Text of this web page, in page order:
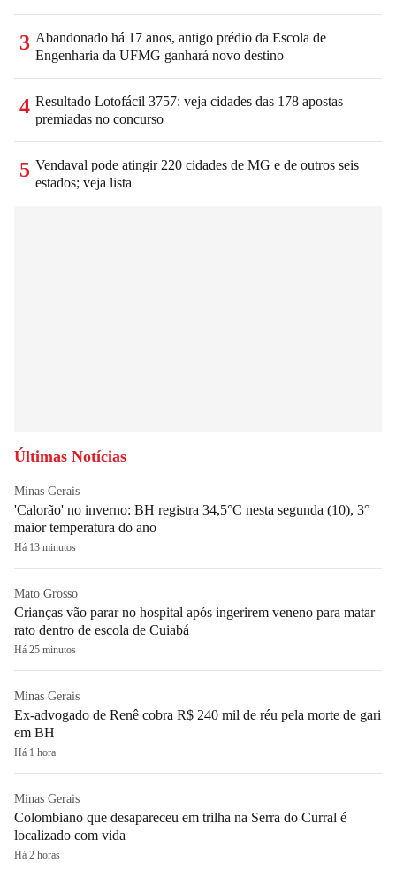
3 Abandonado há 17 anos, antigo prédio da Escola de
Engenharia da UFMG ganhará novo destino
4 Resultado Lotofácil 3757: veja cidades das 178 apostas
premiadas no concurso
5 Vendaval pode atingir 220 cidades de MG e de outros seis
estados; veja lista
Últimas Notícias
Minas Gerais
'Calorão' no inverno: BH registra 34,5°C nesta segunda (10), 3°
maior temperatura do ano
Há 13 minutos
Mato Grosso
Crianças vão parar no hospital após ingerirem veneno para matar
rato dentro de escola de Cuiabá
Há 25 minutos
Minas Gerais
Ex-advogado de Renê cobra R$ 240 mil de réu pela morte de gari
em BH
Há 1 hora
Minas Gerais
Colombiano que desapareceu em trilha na Serra do Curral é
localizado com vida
Há 2 horas